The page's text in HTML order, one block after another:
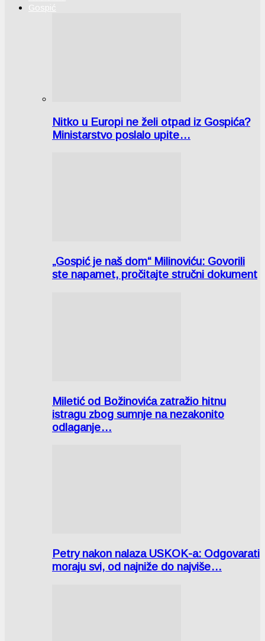
Gospić
Nitko u Europi ne želi otpad iz Gospića?
Ministarstvo poslalo upite…
„Gospić je naš dom“ Milinoviću: Govorili
ste napamet, pročitajte stručni dokument
Miletić od Božinovića zatražio hitnu
istragu zbog sumnje na nezakonito
odlaganje…
Petry nakon nalaza USKOK-a: Odgovarati
moraju svi, od najniže do najviše…